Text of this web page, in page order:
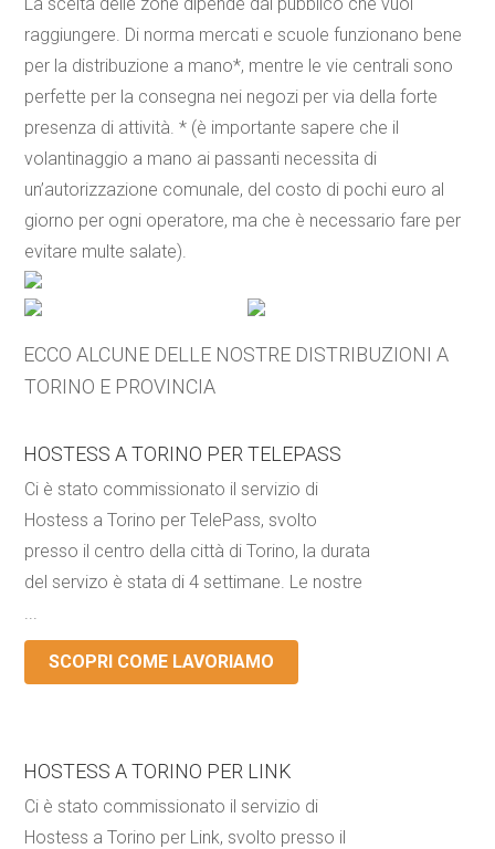
raggiungere. Di norma mercati e scuole funzionano bene
per la distribuzione a mano*, mentre le vie centrali sono
perfette per la consegna nei negozi per via della forte
presenza di attività. * (è importante sapere che il
volantinaggio a mano ai passanti necessita di
un’autorizzazione comunale, del costo di pochi euro al
giorno per ogni operatore, ma che è necessario fare per
evitare multe salate).
ECCO ALCUNE DELLE NOSTRE DISTRIBUZIONI A
TORINO E PROVINCIA
HOSTESS A TORINO PER TELEPASS
Ci è stato commissionato il servizio di
Hostess a Torino per TelePass, svolto
presso il centro della città di Torino, la durata
del servizo è stata di 4 settimane. Le nostre
...
SCOPRI COME LAVORIAMO
HOSTESS A TORINO PER LINK
Ci è stato commissionato il servizio di
Hostess a Torino per Link, svolto presso il